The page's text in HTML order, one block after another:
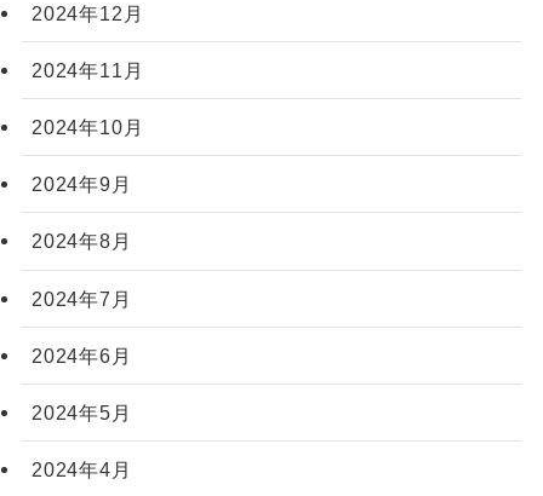
2024年12月
2024年11月
2024年10月
2024年9月
2024年8月
2024年7月
2024年6月
2024年5月
2024年4月